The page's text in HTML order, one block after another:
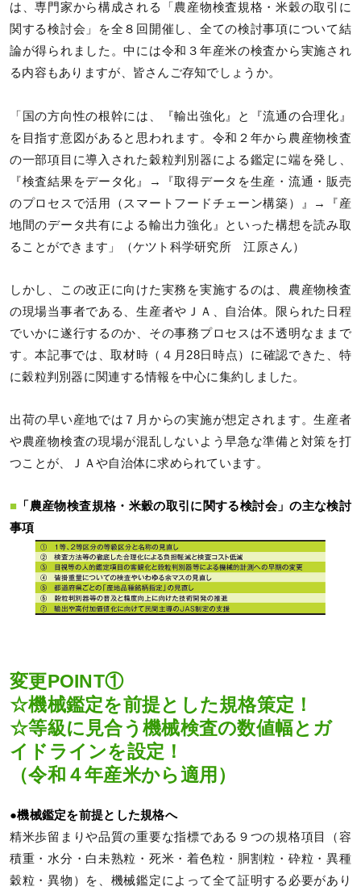
は、専門家から構成される「農産物検査規格・米穀の取引に
関する検討会」を全８回開催し、全ての検討事項について結
論が得られました。中には令和３年産米の検査から実施され
る内容もありますが、皆さんご存知でしょうか。
「国の方向性の根幹には、『輸出強化』と『流通の合理化』
を目指す意図があると思われます。令和２年から農産物検査
の一部項目に導入された穀粒判別器による鑑定に端を発し、
『検査結果をデータ化』→『取得データを生産・流通・販売
のプロセスで活用（スマートフードチェーン構築）』→『産
地間のデータ共有による輸出力強化』といった構想を読み取
ることができます」（ケツト科学研究所 江原さん）
しかし、この改正に向けた実務を実施するのは、農産物検査
の現場当事者である、生産者やＪＡ、自治体。限られた日程
でいかに遂行するのか、その事務プロセスは不透明なままで
す。本記事では、取材時（４月28日時点）に確認できた、特
に穀粒判別器に関連する情報を中心に集約しました。
出荷の早い産地では７月からの実施が想定されます。生産者
や農産物検査の現場が混乱しないよう早急な準備と対策を打
つことが、ＪＡや自治体に求められています。
■ 「農産物検査規格・米穀の取引に関する検討会」の主な検討
事項
変更POINT①
☆機械鑑定を前提とした規格策定！
☆等級に見合う機械検査の数値幅とガ
イドラインを設定！
（令和４年産米から適用）
●機械鑑定を前提とした規格へ
精米歩留まりや品質の重要な指標である９つの規格項目（容
積重・水分・白未熟粒・死米・着色粒・胴割粒・砕粒・異種
穀粒・異物）を、機械鑑定によって全て証明する必要があり